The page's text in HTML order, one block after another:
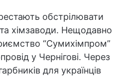
обстрілювати
хімзаводи. Нещодавно
“Сумихімпром”
у Чернігові. Через
для українців